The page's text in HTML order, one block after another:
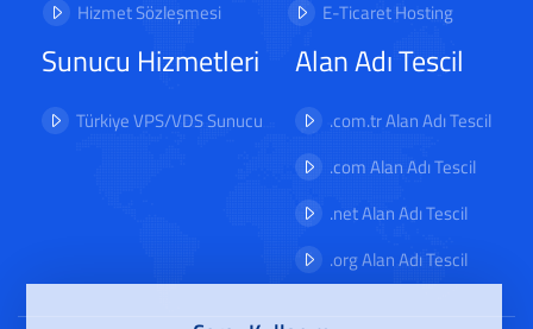
Hizmet Sözleşmesi
E-Ticaret Hosting
Sunucu Hizmetleri
Türkiye VPS/VDS Sunucu
Alan Adı Tescil
.com.tr Alan Adı Tescil
.com Alan Adı Tescil
.net Alan Adı Tescil
.org Alan Adı Tescil